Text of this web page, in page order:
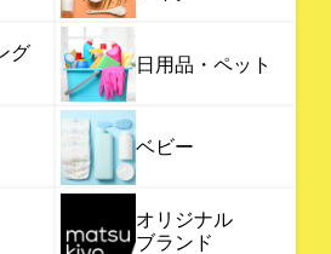
グ
日用品・ペット
ベビー
オリジナル
ブランド